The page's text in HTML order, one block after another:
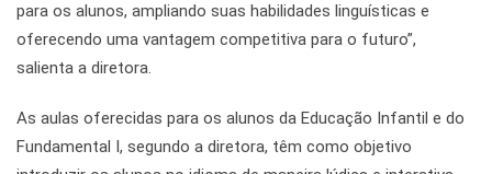
para os alunos, ampliando suas habilidades linguísticas e
oferecendo uma vantagem competitiva para o futuro”,
salienta a diretora.
As aulas oferecidas para os alunos da Educação Infantil e do
Fundamental I, segundo a diretora, têm como objetivo